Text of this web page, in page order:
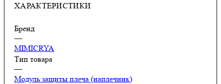
ХАРАКТЕРИСТИКИ
Бренд
—
MIMICRYA
Тип товара
—
Модуль защиты плеча (наплечник)